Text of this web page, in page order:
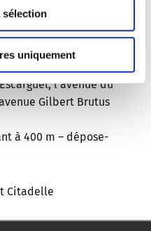
uniquement
D900 reliant Salses au
centre) puis
l’avenue du
Gilbert Brutus
à 400 m – dépose-
Citadelle